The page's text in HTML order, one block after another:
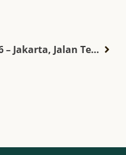
16 – Jakarta, Jalan Teuku Umar 15 – het laatste huis van H.H. Kan